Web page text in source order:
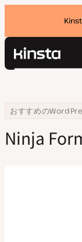
Kinsta®
価格設定
お問い合
検
Home
会社
おすすめの
Ninja Forms
Ninja